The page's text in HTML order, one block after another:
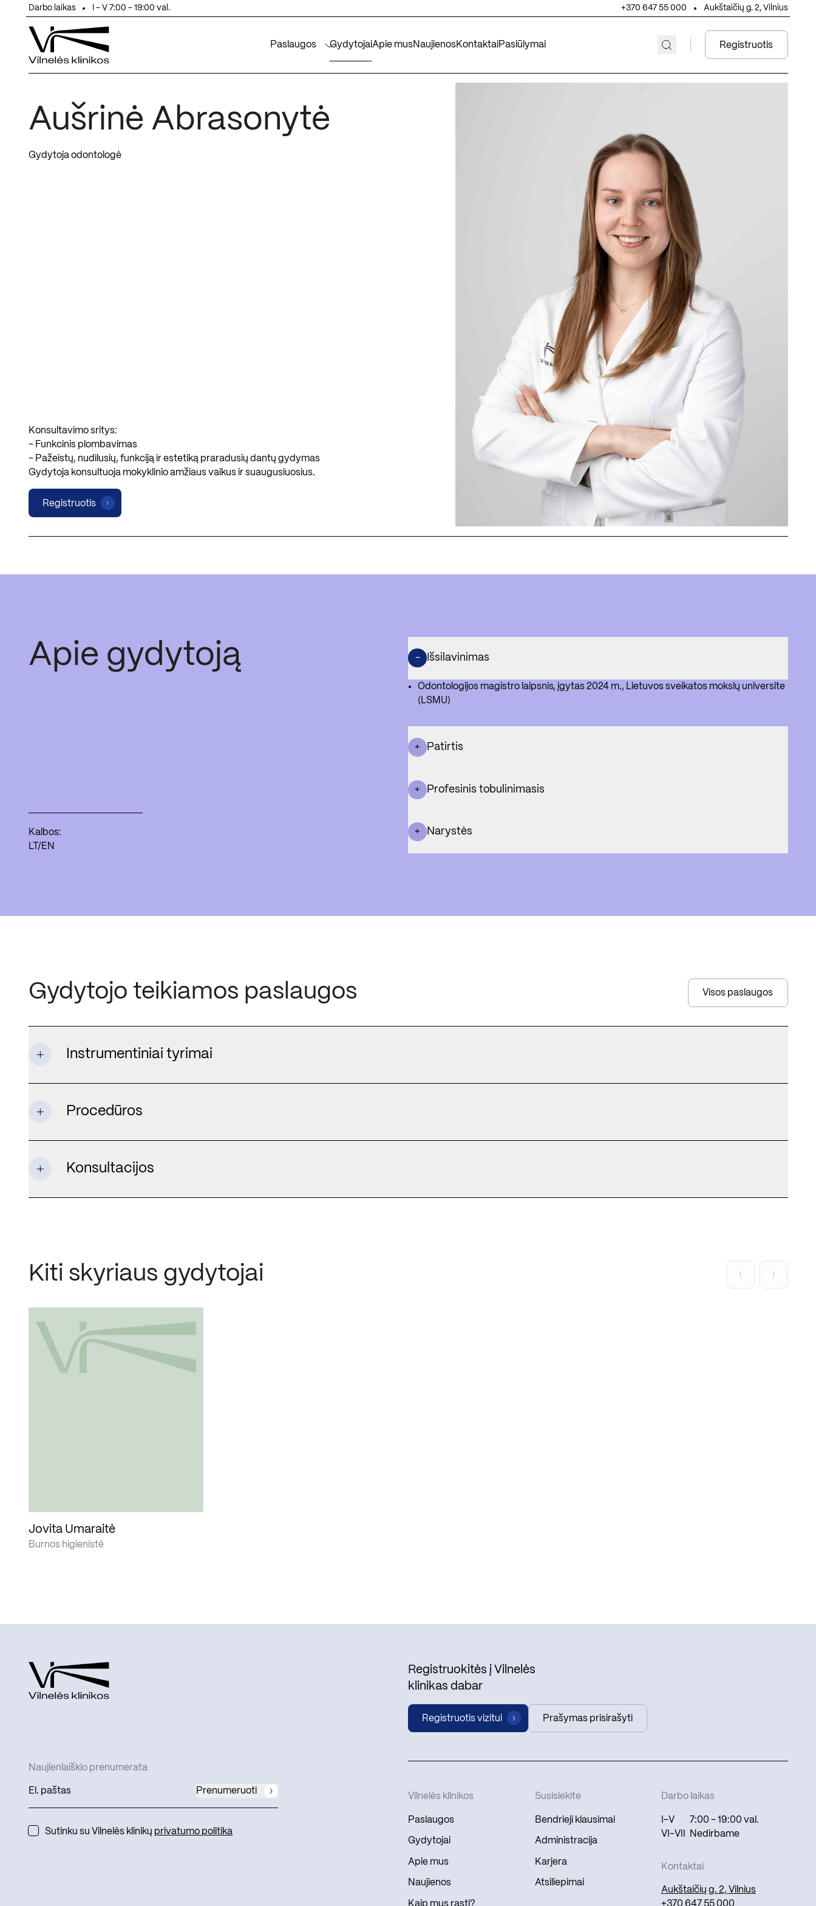
Eiti prie turinio
Darbo laikas I - V 7:00 - 19:00 val. +370 647 55 000 Aukštaičių g. 2, Vilnius
Paslaugos GydytojaiApie musNaujienosKontaktaiPasiūlymai Registruotis
Aušrinė Abrasonytė
Gydytoja odontologė
Konsultavimo sritys:
- Funkcinis plombavimas
- Pažeistų, nudilusių, funkciją ir estetiką praradusių dantų gydymas
Gydytoja konsultuoja mokyklinio amžiaus vaikus ir suaugusiuosius.
Registruotis
Apie gydytoją
Kalbos:
LT/EN
- Išsilavinimas
Odontologijos magistro laipsnis, įgytas 2024 m., Lietuvos sveikatos mokslų universite
(LSMU)
+ Patirtis
+ Profesinis tobulinimasis
+ Narystės
Gydytojo teikiamos paslaugos Visos paslaugos
Instrumentiniai tyrimai
Procedūros
Konsultacijos
Kiti skyriaus gydytojai
Jovita Umaraitė
Burnos higienistė
Registruokitės į Vilnelės
klinikas dabar
Registruotis vizitui Prašymas prisirašyti
Naujienlaiškio prenumerata
Prenumeruoti
Sutinku su Vilnelės klinikų privatumo politika
Vilnelės klinikos
Paslaugos
Gydytojai
Apie mus
Naujienos
Kaip mus rasti?
Susisiekite
Bendrieji klausimai
Administracija
Karjera
Atsiliepimai
Darbo laikas
I-V
7:00 - 19:00 val.
VI-VII
Nedirbame
Kontaktai
Aukštaičių g. 2, Vilnius
+370 647 55 000